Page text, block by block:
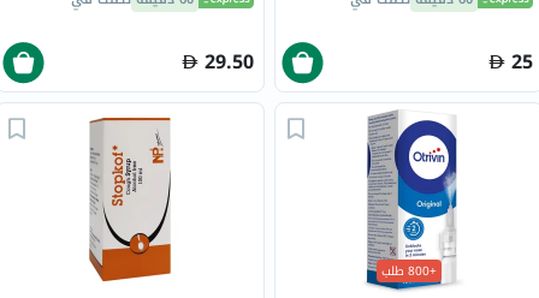
25
29.50
+800 طلب